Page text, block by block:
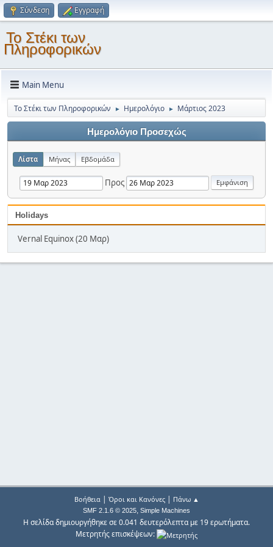
Σύνδεση Εγγραφή
Το Στέκι των
Πληροφορικών
Main Menu
Το Στέκι των Πληροφορικών ► Ημερολόγιο ► Μάρτιος 2023
Ημερολόγιο Προσεχώς
Λίστα Μήνας Εβδομάδα
Προς
Holidays
Vernal Equinox (20 Μαρ)
Βοήθεια| Όροι και Κανόνες| Πάνω ▲
SMF 2.1.6 © 2025, Simple Machines
Η σελίδα δημιουργήθηκε σε 0.041 δευτερόλεπτα με 19 ερωτήματα.
Μετρητής επισκέψεων: